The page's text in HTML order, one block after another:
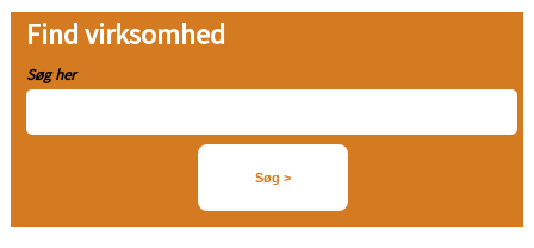
Find virksomhed
Søg her